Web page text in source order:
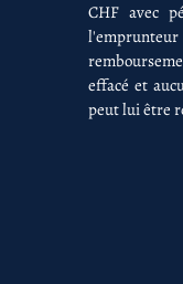
CHF avec
effacé et
peut lui être